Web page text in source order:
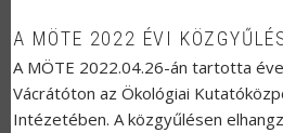
A MÖTE 2022 ÉVI
A MÖTE 2022.04.26-án tartotta
Vácrátóton az Ökológiai
Intézetében. A közgyűlésen